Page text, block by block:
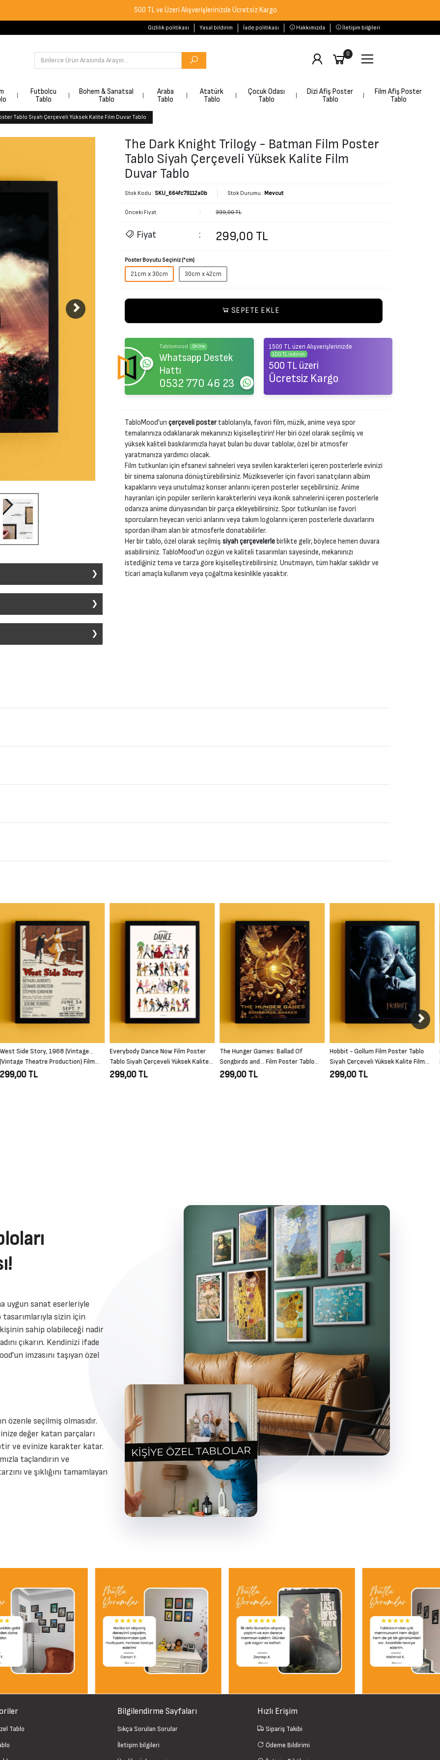
500 TL ve Üzeri Alışverişlerinizde Ücretsiz Kargo
Gizlilik politikası Yasal bildirim İade politikası Hakkımızda İletişim bilgileri
0
Futbolcu
Tablo
Bohem & Sanatsal
Tablo
Araba
Tablo
Atatürk
Tablo
Çocuk Odası
Tablo
Dizi Afiş Poster
Tablo
Film Afiş Poster
Tablo
Tablo Siyah Çerçeveli Yüksek Kalite Film Duvar Tablo
sanat stili ve konu ile üretilebilir.
posterleri belirler.
sürecinden geçirilir. Bu süreçte,
ve sevkiyata hazırlanır. Bu
herhangi bir hasar söz
olarak iadenizi kabul edebiliriz.
masrafları size ait olur. Sebepleri
iadeler kesinlikle kabul
teslim edin. İadenin teslim
onaylar onaylamaz, sipariş anında
iadeniz 2-3 gün içerisinde
The Dark Knight Trilogy - Batman Film Poster
Tablo Siyah Çerçeveli Yüksek Kalite Film
Duvar Tablo
Stok Kodu : SKU_664fc79112a0b Stok Durumu : Mevcut
Önceki Fiyat : 399,00 TL
Fiyat : 299,00 TL
Poster Boyutu Seçiniz (*cm)
21cm x 30cm 30cm x 42cm
SEPETE EKLE
Tablomood Online
Whatsapp Destek
Hattı
0532 770 46 23
1500 TL üzeri Alışverişlerinizde
100 TL indirim
500 TL üzeri
Ücretsiz Kargo
TabloMood'un çerçeveli postertablolarıyla, favori film, müzik, anime veya spor
temalarınıza odaklanarak mekanınızı kişiselleştirin! Her biri özel olarak seçilmiş ve
yüksek kaliteli baskılarımızla hayat bulan bu duvar tablolar, özel bir atmosfer
yaratmanıza yardımcı olacak.
Film tutkunları için efsanevi sahneleri veya sevilen karakterleri içeren posterlerle evinizi
bir sinema salonuna dönüştürebilirsiniz. Müzikseverler için favori sanatçıların albüm
kapaklarını veya unutulmaz konser anlarını içeren posterler seçebilirsiniz. Anime
hayranları için popüler serilerin karakterlerini veya ikonik sahnelerini içeren posterlerle
odanıza anime dünyasından bir parça ekleyebilirsiniz. Spor tutkunları ise favori
sporcuların heyecan verici anlarını veya takım logolarını içeren posterlerle duvarlarını
spordan ilham alan bir atmosferle donatabilirler.
Her bir tablo, özel olarak seçilmiş siyah çerçevelerlebirlikte gelir, böylece hemen duvara
asabilirsiniz. TabloMood'un özgün ve kaliteli tasarımları sayesinde, mekanınızı
istediğiniz tema ve tarza göre kişiselleştirebilirsiniz. Unutmayın, tüm haklar saklıdır ve
ticari amaçla kullanım veya çoğaltma kesinlikle yasaktır.
Everybody Dance Now Film Poster
Tablo Siyah Çerçeveli Yüksek Kalite
Film Duvar Tablo
299,00 TL
The Hunger Games: Ballad Of
Songbirds and… Film Poster Tablo
Siyah Çerçeveli Yüksek Kalite Film
299,00 TL
Hobbit - Gollum Film Poster Tablo
Siyah Çerçeveli Yüksek Kalite Film
Duvar Tablo
299,00 TL
Batman and Joker - Comic Cover Film
Poster Tablo Siyah Çerçeveli Yüksek
Kalite Film Duvar Tablo
299,00 TL
uygun sanat eserleriyle
tasarımlarıyla sizin için
sahip olabileceği nadir
çıkarın. Kendinizi ifade
imzasını taşıyan özel
özenle seçilmiş olmasıdır.
değer katan parçaları
ve evinize karakter katar.
taçlandırın ve
ve şıklığını tamamlayan
Tablo
Bilgilendirme Sayfaları
Sıkça Sorulan Sorular
İletişim bilgileri
Hızlı Erişim
Sipariş Takibi
Ödeme Bildirimi